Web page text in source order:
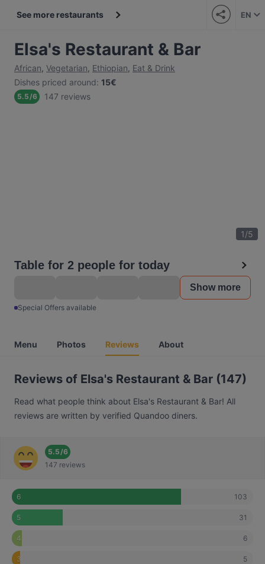
See more restaurants EN
Elsa's Restaurant & Bar
African, Vegetarian, Ethiopian, Eat & Drink
Dishes priced around: 15€
5.5/6 147 reviews
1/5
Table for 2 people for today
Show more
Special Offers available
Menu Photos Reviews About
Reviews of Elsa's Restaurant & Bar (147)
Read what people think about Elsa's Restaurant & Bar! All
reviews are written by verified Quandoo diners.
5.5/6
147 reviews
6 103
5 31
4 6
3 5